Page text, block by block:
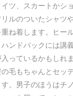
ツ、スカートかシ
ルのついたシャツ
重ね着します。ヒー
ンドバックには講
入っているかもしれ
毛もちゃんとセッ
。男子のほうはチ